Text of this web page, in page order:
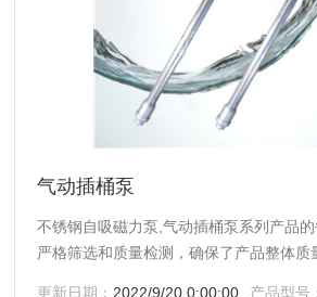
气动插桶泵
不锈钢自吸磁力泵,气动插桶泵系列产品
严格筛选和质量检测，确保了产品整体质
更新日期： 2022/9/20 0:00:00 产品型号